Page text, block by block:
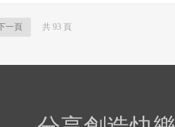
一頁 共 93 頁